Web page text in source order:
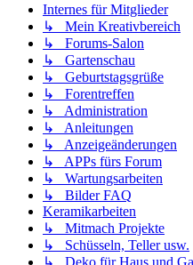
Internes für Mitglieder
↳ Mein Kreativbereich
↳ Forums-Salon
↳ Gartenschau
↳ Geburtstagsgrüße
↳ Forentreffen
↳ Administration
↳ Anleitungen
↳ Anzeigeänderungen
↳ APPs fürs Forum
↳ Wartungsarbeiten
↳ Bilder FAQ
Keramikarbeiten
↳ Mitmach Projekte
↳ Schüsseln, Teller usw.
↳ Deko für Haus und